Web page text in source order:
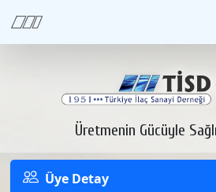
Üretmenin Gücüyle
Üye Detay